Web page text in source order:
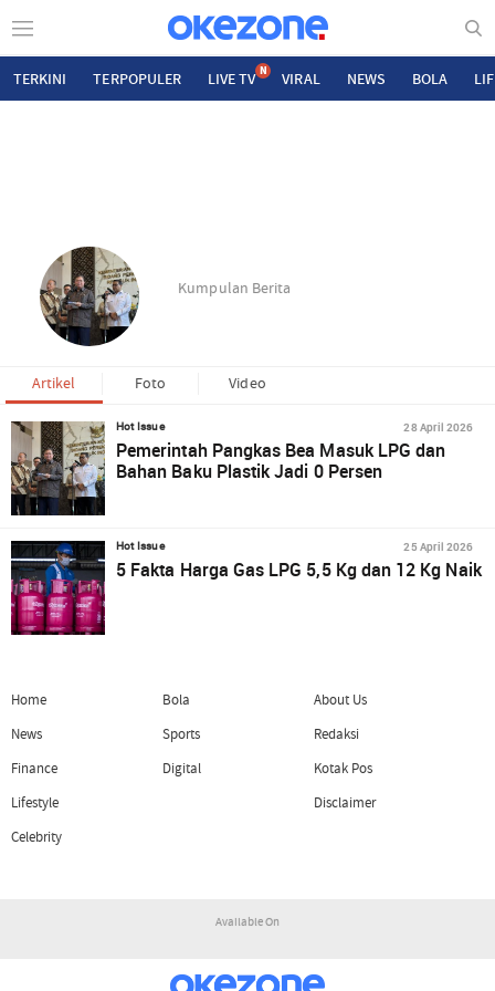
TERKINI TERPOPULER LIVE TV N VIRAL NEWS BOLA
Kumpulan Berita
Artikel Foto Video
Hot Issue 28 April 2026
Pemerintah Pangkas Bea Masuk LPG dan
Bahan Baku Plastik Jadi 0 Persen
Hot Issue 25 April 2026
5 Fakta Harga Gas LPG 5,5 Kg dan 12 Kg Naik
Home
News
Finance
Lifestyle
Celebrity
Bola
Sports
Digital
About Us
Redaksi
Kotak Pos
Disclaimer
Available On